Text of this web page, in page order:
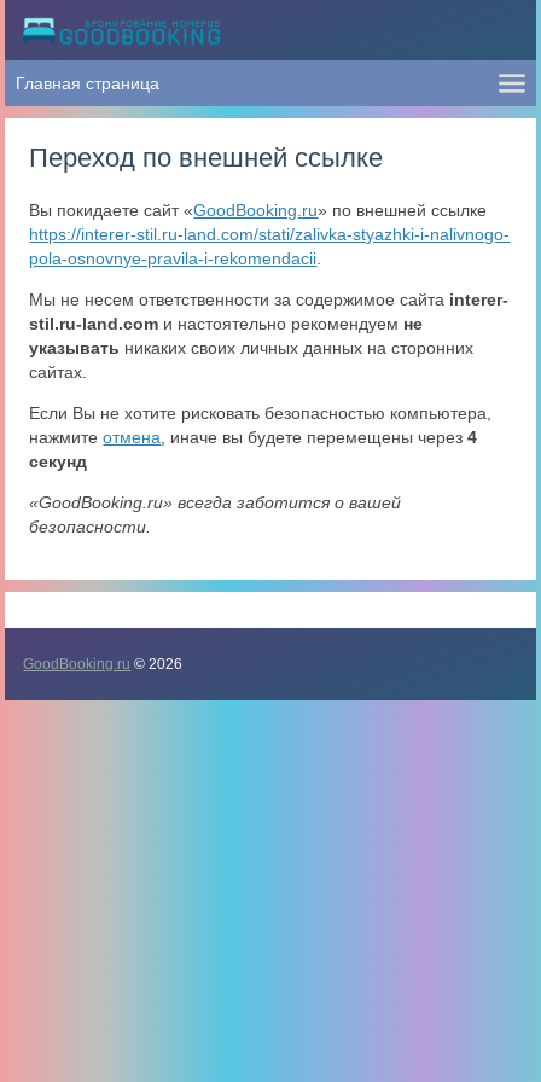
Переход по внешней ссылке
Вы покидаете сайт «GoodBooking.ru» по внешней ссылке
https://interer-stil.ru-land.com/stati/zalivka-styazhki-i-nalivnogo-
pola-osnovnye-pravila-i-rekomendacii
Мы не несем ответственности за содержимое сайта interer-
stil.ru-land.com и настоятельно рекомендуем не
указывать никаких своих личных данных на сторонних
сайтах.
Если Вы не хотите рисковать безопасностью компьютера,
нажмитеотмена , иначе вы будете перемещены через4
секунд
«GoodBooking.ru» всегда заботится о вашей
безопасности.
GoodBooking.ru © 2026